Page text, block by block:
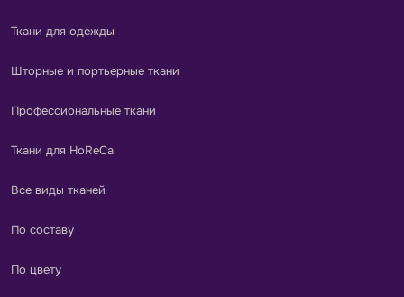
Ткани для одежды
Шторные и портьерные ткани
Профессиональные ткани
Ткани для HoReCa
Все виды тканей
По составу
По цвету